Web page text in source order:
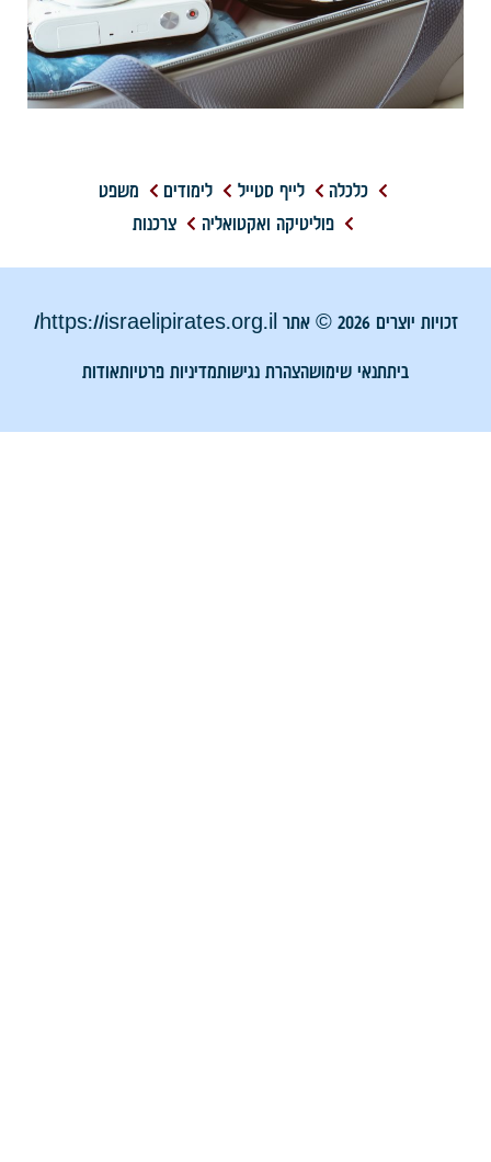
כלכלה לייף סטייל לימודים
משפט
פוליטיקה ואקטואליה
צרכנות
זכויות יוצרים 2026 © אתר https://israelipirates.org.il/
תנאי שימושהצהרת נגישותמדיניות פרטיותאודות